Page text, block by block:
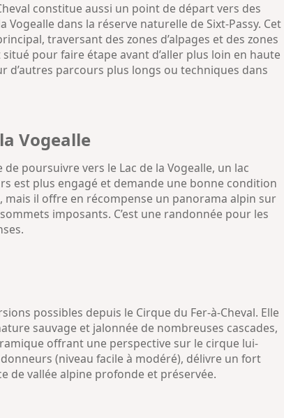
constitue aussi un point de départ vers des
dans la réserve naturelle de Sixt-Passy. Cet
traversant des zones d’alpages et des zones
pour faire étape avant d’aller plus loin en haute
parcours plus longs ou techniques dans
Vogealle
poursuivre vers le Lac de la Vogealle, un lac
est plus engagé et demande une bonne condition
il offre en récompense un panorama alpin sur
imposants. C’est une randonnée pour les
possibles depuis le Cirque du Fer-à-Cheval. Elle
sauvage et jalonnée de nombreuses cascades,
offrant une perspective sur le cirque lui-
(niveau facile à modéré), délivre un fort
de vallée alpine profonde et préservée.